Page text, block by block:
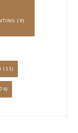
(9)
(11)